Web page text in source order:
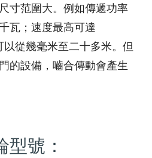
寸范圍大。例如傳遞功率
瓦；速度最高可達
從幾毫米至二十多米。但
的設備，嚙合傳動會產生
號：